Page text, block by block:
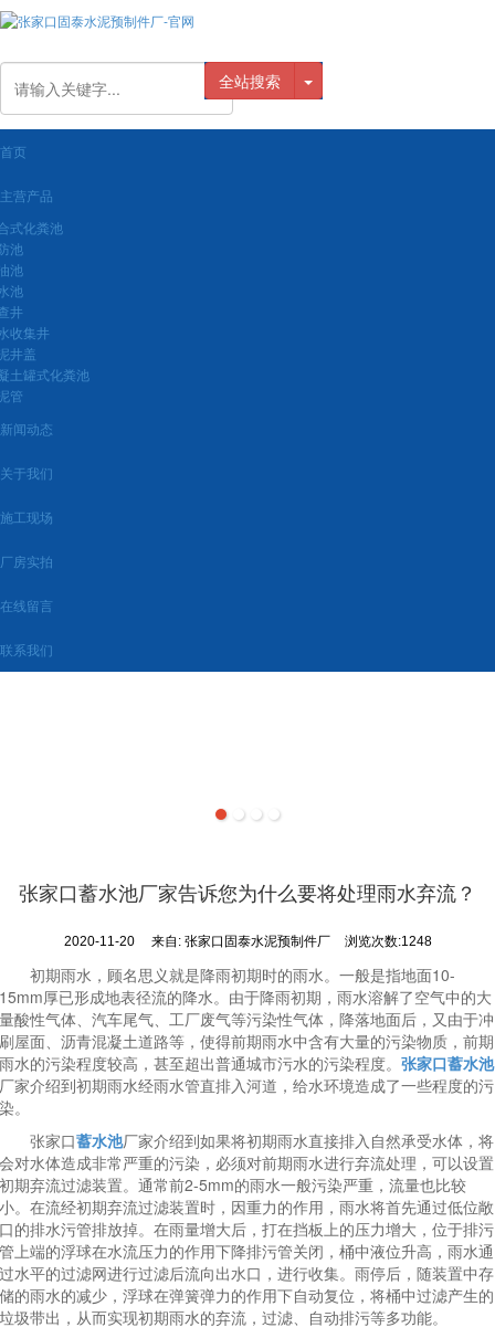
全站搜索
首页
主营产品
式化粪池
池
池
池
井
收集井
井盖
土罐式化粪池
管
新闻动态
关于我们
施工现场
厂房实拍
在线留言
联系我们
张家口蓄水池厂家告诉您为什么要将处理雨水弃流？
2020-11-20 来自: 张家口固泰水泥预制件厂 浏览次数:1248
初期雨水，顾名思义就是降雨初期时的雨水。一般是指地面10-
15mm厚已形成地表径流的降水。由于降雨初期，雨水溶解了空气中的大
量酸性气体、汽车尾气、工厂废气等污染性气体，降落地面后，又由于冲
刷屋面、沥青混凝土道路等，使得前期雨水中含有大量的污染物质，前期
雨水的污染程度较高，甚至超出普通城市污水的污染程度。张家口蓄水池
厂家介绍到初期雨水经雨水管直排入河道，给水环境造成了一些程度的污
染。
张家口蓄水池厂家介绍到如果将初期雨水直接排入自然承受水体，将
会对水体造成非常严重的污染，必须对前期雨水进行弃流处理，可以设置
初期弃流过滤装置。通常前2-5mm的雨水一般污染严重，流量也比较
小。在流经初期弃流过滤装置时，因重力的作用，雨水将首先通过低位敞
口的排水污管排放掉。在雨量增大后，打在挡板上的压力增大，位于排污
管上端的浮球在水流压力的作用下降排污管关闭，桶中液位升高，雨水通
过水平的过滤网进行过滤后流向出水口，进行收集。雨停后，随装置中存
储的雨水的减少，浮球在弹簧弹力的作用下自动复位，将桶中过滤产生的
垃圾带出，从而实现初期雨水的弃流，过滤、自动排污等多功能。